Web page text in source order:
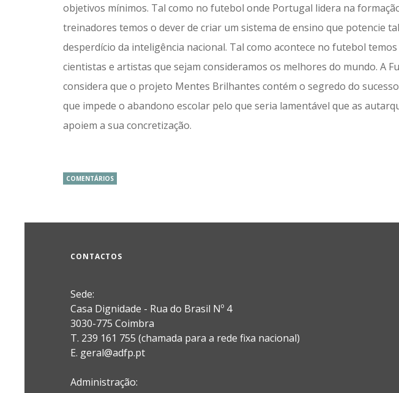
objetivos mínimos. Tal como no futebol onde Portugal lidera na
treinadores temos o dever de criar um sistema de ensino que potencie
desperdício da inteligência nacional. Tal como acontece no futebol
cientistas e artistas que sejam consideramos os melhores do mundo. A
considera que o projeto Mentes Brilhantes contém o segredo do
que impede o abandono escolar pelo que seria lamentável que as
apoiem a sua concretização.
COMENTÁRIOS
CONTACTOS
Sede:
Casa Dignidade - Rua do Brasil Nº 4
3030-775 Coimbra
T. 239 161 755 (chamada para a rede fixa nacional)
E. geral@adfp.pt
Administração: